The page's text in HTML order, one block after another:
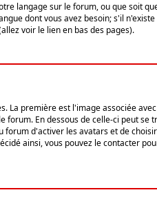
langage sur le forum, ou que soit
dont vous avez besoin; s'il
voir le lien en bas des pages).
La première est l'image associée
En dessous de celle-ci peut se
d'activer les avatars et de
ainsi, vous pouvez le contacter